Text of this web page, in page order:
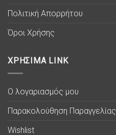
Πολιτική Απορρήτου
Όροι Χρήσης
ΧΡΗΣΙΜΑ LINK
Ο λογαριασμός μου
Παρακολούθηση Παραγγελίας
Wishlist